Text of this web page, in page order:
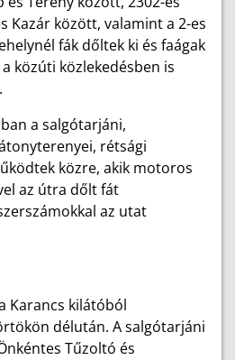
Kazár között, valamint a 2-es
fák dőltek ki és faágak
közúti közlekedésben is
a salgótarjáni,
rétsági
közre, akik motoros
az útra dőlt fát
az utat
Karancs kilátóból
délután. A salgótarjáni
Tűzoltó és